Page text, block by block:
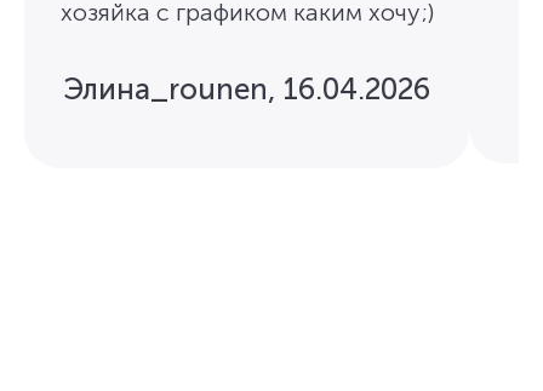
хозяйка с графиком каким хочу;)
Элина_rounen, 16.04.2026